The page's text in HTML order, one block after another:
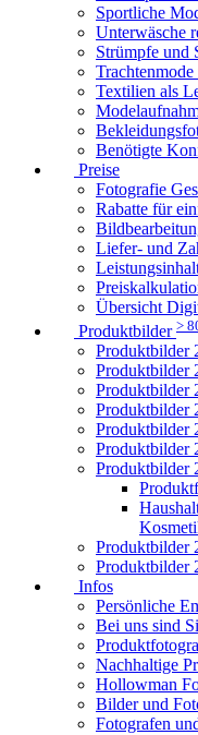
Sportliche
Unterwäsche
Strümpfe und
Textilien als
Benötigte
Preise
Fotografie
Rabatte für
Liefer- und
Übersicht
Produktbilder >
Produktbilder
Produktbilder
Produktbilder
Produktbilder
Produktbilder
Produktbilder
Produktbilder
Produktbilder
Produktbilder
Infos
Persönliche
Bei uns sind
Nachhaltige
Hollowman
Bilder und
Fotografen